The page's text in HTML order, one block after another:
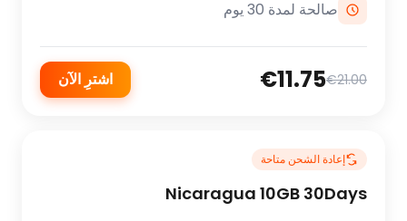
صالحة لمدة 30 يوم
€21.00
€11.75 اشترِ الآن
إعادة الشحن متاحة
Nicaragua 10GB 30Days